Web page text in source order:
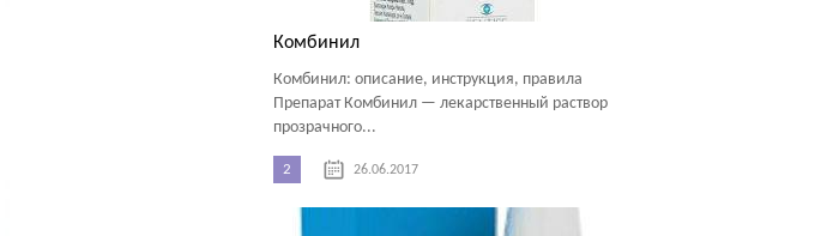
Комбинил
Комбинил: описание, инструкция, правила
Препарат Комбинил — лекарственный раствор
прозрачного...
2 26.06.2017